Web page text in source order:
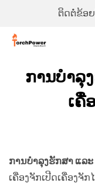
ຕິດຕໍ່ຂ້ອ
ການບໍາລຸ
ເຄື່
ການບໍາລຸງຮັກສາ ແລ
ເຄື່ອງຈັກເປີດເຄື່ອງຈັ